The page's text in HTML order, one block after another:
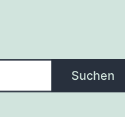
Suchen